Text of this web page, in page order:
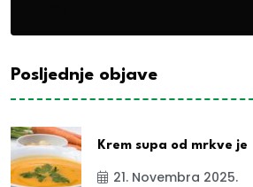
Posljednje objave
Krem supa od mrkve je
21. Novembra 2025.